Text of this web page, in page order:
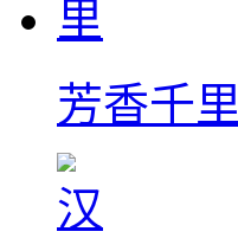
芳香千里